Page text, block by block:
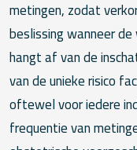
metingen, zodat
beslissing wanneer
hangt af van de
van de unieke risico
oftewel voor iedere
frequentie van